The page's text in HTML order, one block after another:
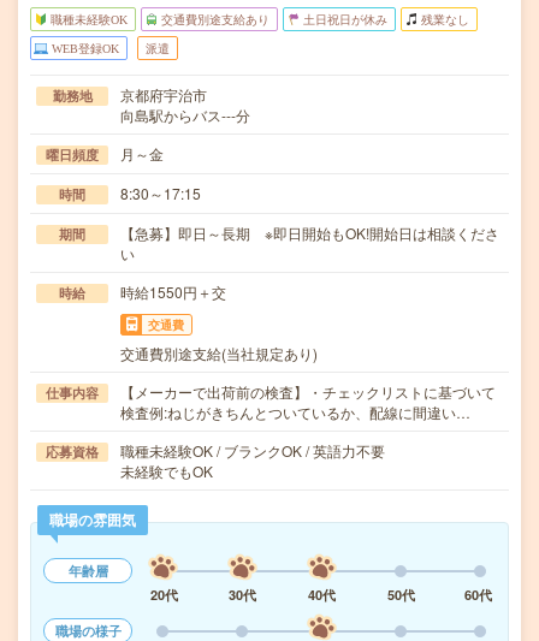
職種未経験OK 交通費別途支給あり 土日祝日が休み 残業なし
WEB登録OK 派遣
勤務地
京都府宇治市
向島駅からバス---分
曜日頻度 月～金
時間 8:30～17:15
期間
【急募】即日～長期 ※即日開始もOK!開始日は相談くださ
い
時給 時給1550円＋交
交通費
交通費別途支給(当社規定あり)
仕事内容
【メーカーで出荷前の検査】・チェックリストに基づいて
検査例:ねじがきちんとついているか、配線に間違い…
応募資格
職種未経験OK / ブランクOK / 英語力不要
未経験でもOK
職場の雰囲気
年齢層
20代
30代 40代 50代
60代
職場の様子